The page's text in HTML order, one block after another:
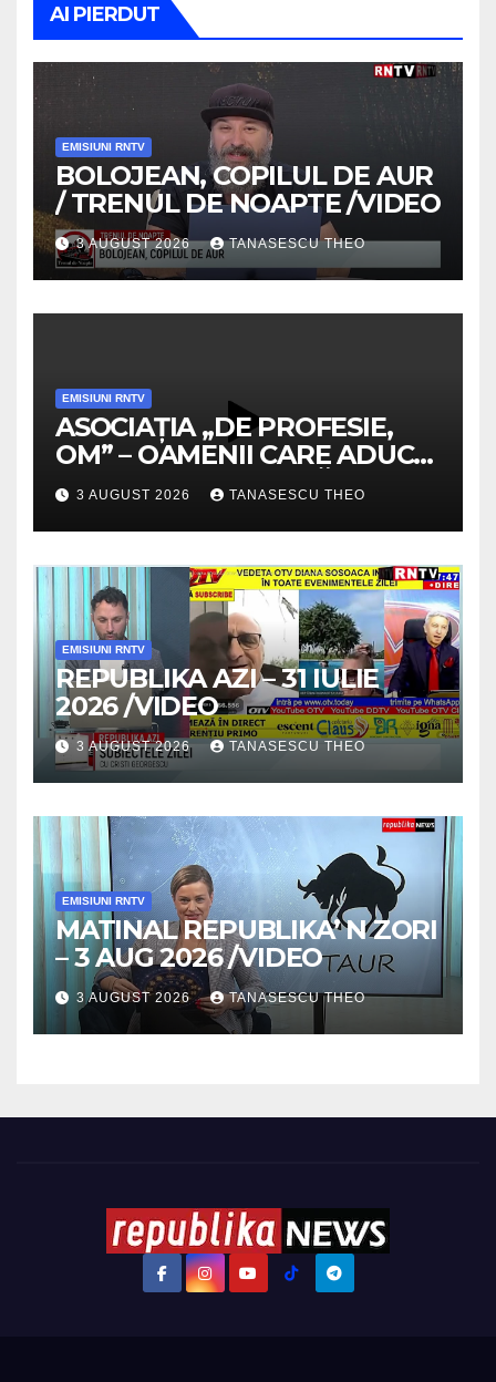
AI PIERDUT
EMISIUNI RNTV
BOLOJEAN, COPILUL DE AUR
/ TRENUL DE NOAPTE /VIDEO
3 AUGUST 2026 TANASESCU THEO
EMISIUNI RNTV
ASOCIAȚIA „DE PROFESIE,
OM” – OAMENII CARE ADUC
VALOARE COMUNITĂȚII /
SECRETELE SUCCESULUI
/VIDEO
3 AUGUST 2026 TANASESCU THEO
EMISIUNI RNTV
REPUBLIKA AZI – 31 IULIE
2026 /VIDEO
3 AUGUST 2026 TANASESCU THEO
EMISIUNI RNTV
MATINAL REPUBLIKA’ N ZORI
– 3 AUG 2026 /VIDEO
3 AUGUST 2026 TANASESCU THEO